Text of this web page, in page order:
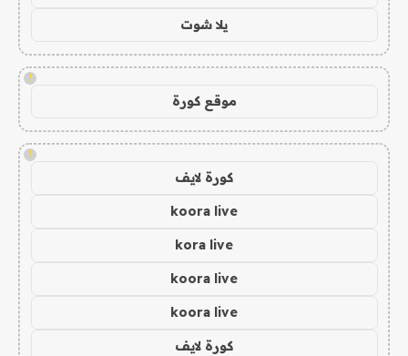
يلا شوت
!
موقع كورة
!
كورة لايف
koora live
kora live
koora live
koora live
كورة لايف